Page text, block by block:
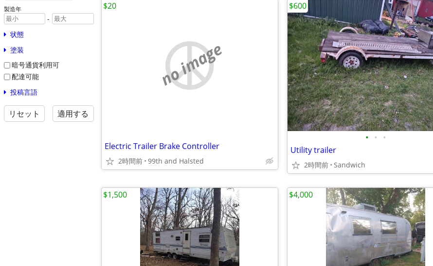
製造年
-
状態
塗装
暗号通貨利用可
配達可能
投稿言語
リセット 適用する
no image
Electric Trailer Brake Controller
2時間前 99th and Halsted
$20
• • •
Utility trailer
2時間前 Sandwich
$600
$1,500 $4,000